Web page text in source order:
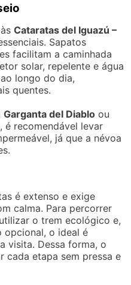
àsCataratas del Iguazú –
Sapatos
facilitam a caminhada
solar, repelente e água
longo do dia,
quentes.
Garganta del Diablo ou
, é recomendável levar
já que a névoa
é extenso e exige
calma. Para percorrer
o trem ecológico e,
opcional, o ideal é
visita. Dessa forma, o
cada etapa sem pressa e